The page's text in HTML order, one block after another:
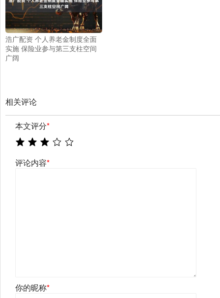
浩广配资 个人养老金制度全面
实施 保险业参与第三支柱空间
广阔
相关评论
本文评分*
评论内容*
你的昵称*